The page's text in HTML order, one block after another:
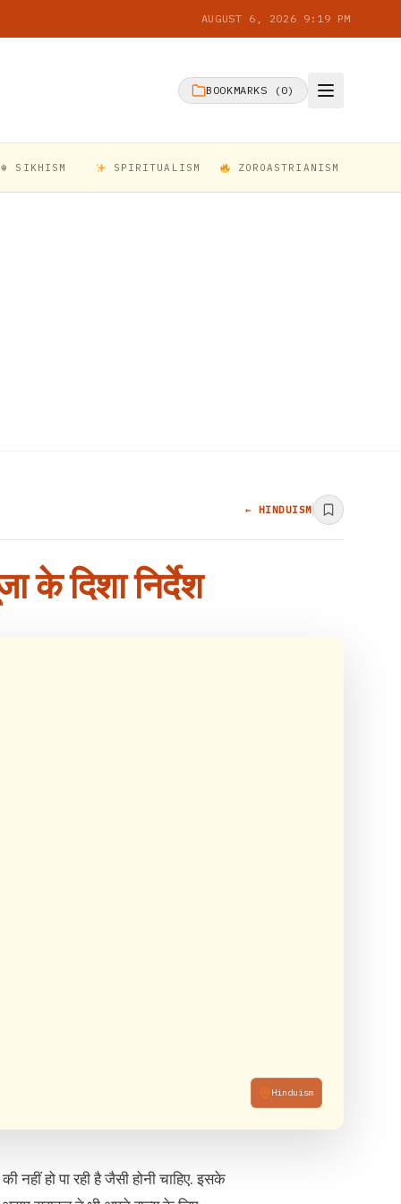
AUGUST 6, 2026 9:19 PM
BOOKMARKS ( 0)
☬ SIKHISM SPIRITUALISM ZOROASTRIANISM
← HINDUISM
के दिशा निर्देश
Hinduism
नहीं हो पा रही है जैसी होनी चाहिए. इसके